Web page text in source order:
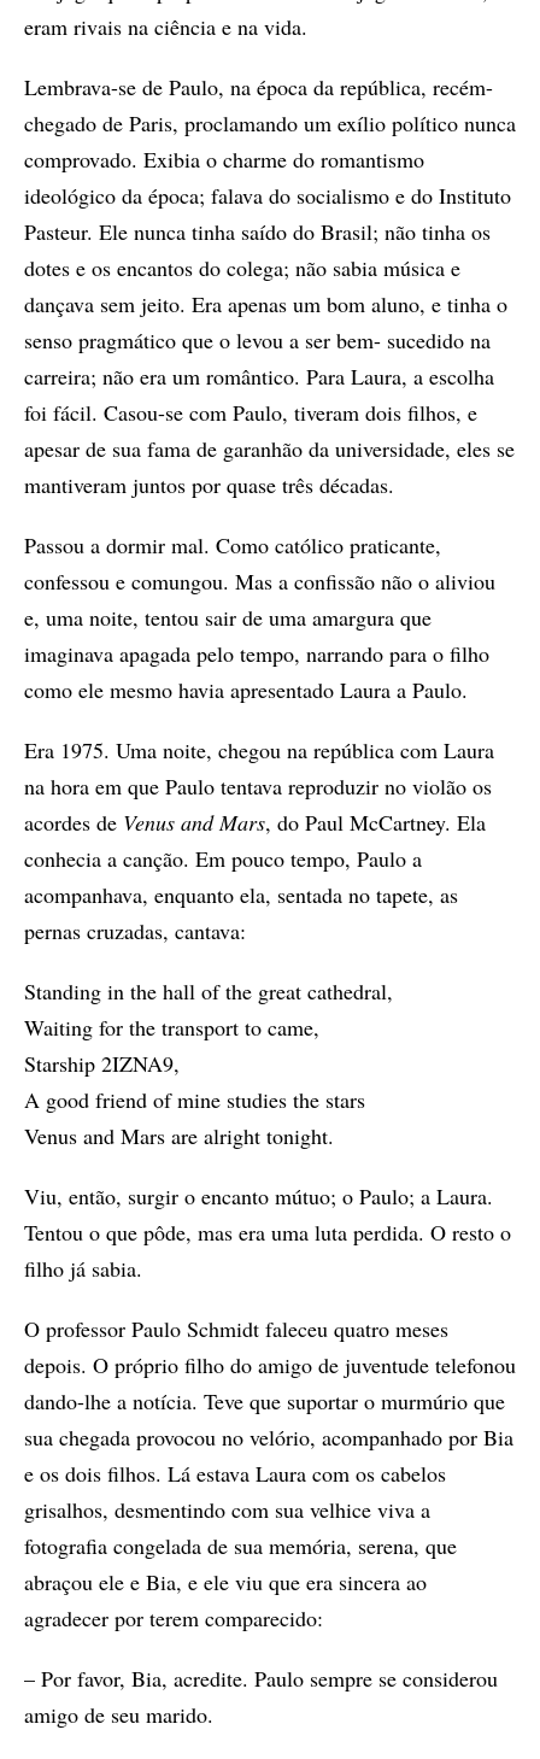
eram rivais na ciência e na vida.
Lembrava-se de Paulo, na época da república, recém-
chegado de Paris, proclamando um exílio político nunca
comprovado. Exibia o charme do romantismo
ideológico da época; falava do socialismo e do Instituto
Pasteur. Ele nunca tinha saído do Brasil; não tinha os
dotes e os encantos do colega; não sabia música e
dançava sem jeito. Era apenas um bom aluno, e tinha o
senso pragmático que o levou a ser bem- sucedido na
carreira; não era um romântico. Para Laura, a escolha
foi fácil. Casou-se com Paulo, tiveram dois filhos, e
apesar de sua fama de garanhão da universidade, eles se
mantiveram juntos por quase três décadas.
Passou a dormir mal. Como católico praticante,
confessou e comungou. Mas a confissão não o aliviou
e, uma noite, tentou sair de uma amargura que
imaginava apagada pelo tempo, narrando para o filho
como ele mesmo havia apresentado Laura a Paulo.
Era 1975. Uma noite, chegou na república com Laura
na hora em que Paulo tentava reproduzir no violão os
acordes de Venus and Mars, do Paul McCartney. Ela
conhecia a canção. Em pouco tempo, Paulo a
acompanhava, enquanto ela, sentada no tapete, as
pernas cruzadas, cantava:
Standing in the hall of the great cathedral,
Waiting for the transport to came,
Starship 2IZNA9,
A good friend of mine studies the stars
Venus and Mars are alright tonight.
Viu, então, surgir o encanto mútuo; o Paulo; a Laura.
Tentou o que pôde, mas era uma luta perdida. O resto o
filho já sabia.
O professor Paulo Schmidt faleceu quatro meses
depois. O próprio filho do amigo de juventude telefonou
dando-lhe a notícia. Teve que suportar o murmúrio que
sua chegada provocou no velório, acompanhado por Bia
e os dois filhos. Lá estava Laura com os cabelos
grisalhos, desmentindo com sua velhice viva a
fotografia congelada de sua memória, serena, que
abraçou ele e Bia, e ele viu que era sincera ao
agradecer por terem comparecido:
– Por favor, Bia, acredite. Paulo sempre se considerou
amigo de seu marido.